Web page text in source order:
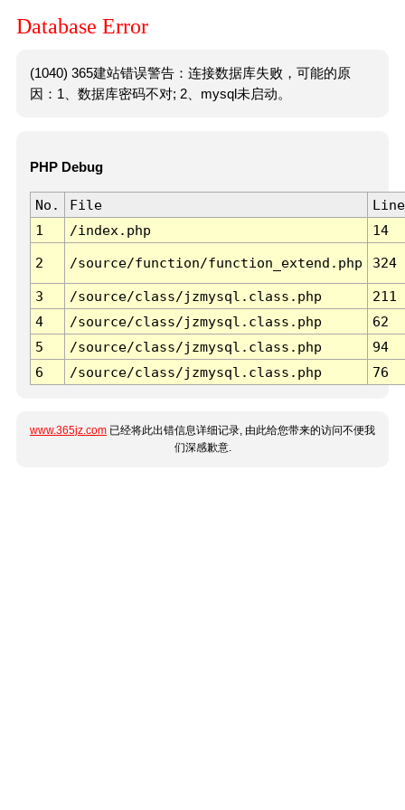
Database Error
(1040) 365建站错误警告：连接数据库失败，可能的原
因：1、数据库密码不对; 2、mysql未启动。
PHP Debug
No. File
Line
1
/index.php 14
2 /source/function/function_extend.php 324
3 /source/class/jzmysql.class.php
211
4
/source/class/jzmysql.class.php
62
5
/source/class/jzmysql.class.php
94
6
/source/class/jzmysql.class.php 76
www.365jz.com 已经将此出错信息详细记录, 由此给您带来的访问不便我
们深感歉意.